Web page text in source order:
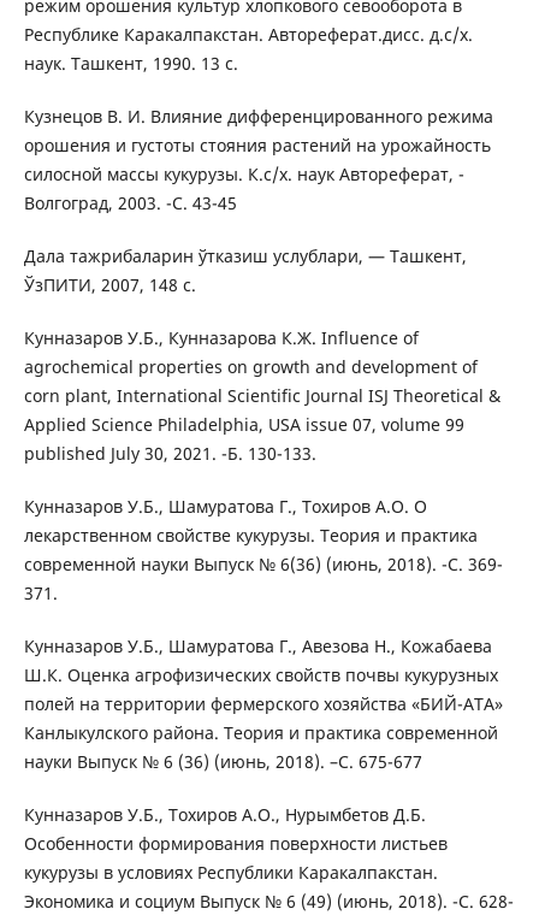
режим орошения культур хлопкового севооборота в
Республике Каракалпакстан. Автореферат.дисс. д.с/х.
наук. Ташкент, 1990. 13 с.
Кузнецов В. И. Влияние дифференцированного режима
орошения и густоты стояния растений на урожайность
силосной массы кукурузы. К.с/х. наук Автореферат, -
Волгоград, 2003. -С. 43-45
Дала тажрибаларин ўтказиш услублари, — Ташкент,
ЎзПИТИ, 2007, 148 с.
Кунназаров У.Б., Кунназарова К.Ж. Influence of
agrochemical properties on growth and development of
corn plant, International Scientific Journal ISJ Theoretical &
Applied Science Philadelphia, USA issue 07, volume 99
published July 30, 2021. -Б. 130-133.
Кунназаров У.Б., Шамуратова Г., Тохиров А.О. О
лекарственном свойстве кукурузы. Теория и практика
современной науки Выпуск № 6(36) (июнь, 2018). -С. 369-
371.
Кунназаров У.Б., Шамуратова Г., Авезова Н., Кожабаева
Ш.К. Оценка агрофизических свойств почвы кукурузных
полей на территории фермерского хозяйства «БИЙ-АТА»
Канлыкулского района. Теория и практика современной
науки Выпуск № 6 (36) (июнь, 2018). –С. 675-677
Кунназаров У.Б., Тохиров А.О., Нурымбетов Д.Б.
Особенности формирования поверхности листьев
кукурузы в условиях Республики Каракалпакстан.
Экономика и социум Выпуск № 6 (49) (июнь, 2018). -С. 628-